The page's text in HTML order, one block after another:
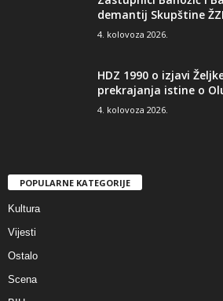
demantij Skupštine
4. kolovoza 2026.
HDZ 1990 o izjavi
prekrajanja istine o
4. kolovoza 2026.
POPULARNE KATEGORIJE
Kultura
Vijesti
Ostalo
Scena